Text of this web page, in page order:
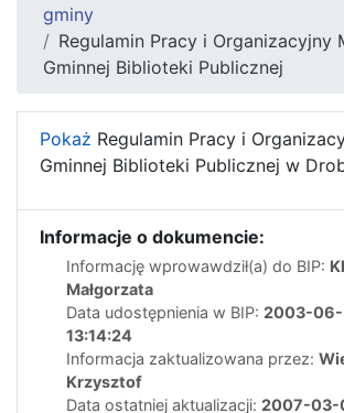
gminy
Regulamin Pracy i Organizacyjny
Gminnej Biblioteki Publicznej
Pokaż Regulamin Pracy i
Gminnej Biblioteki Publicznej w
Informacje o dokumencie:
Informację wprowawdził(a) do BIP:
Małgorzata
Data udostępnienia w BIP: 2003-
13:14:24
Informacja zaktualizowana przez:
Krzysztof
Data ostatniej aktualizacji: 2007-03-